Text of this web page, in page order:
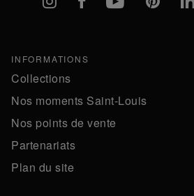
INFORMATIONS
Collections
Nos moments Saint-Louis
Nos points de vente
Partenariats
Plan du site